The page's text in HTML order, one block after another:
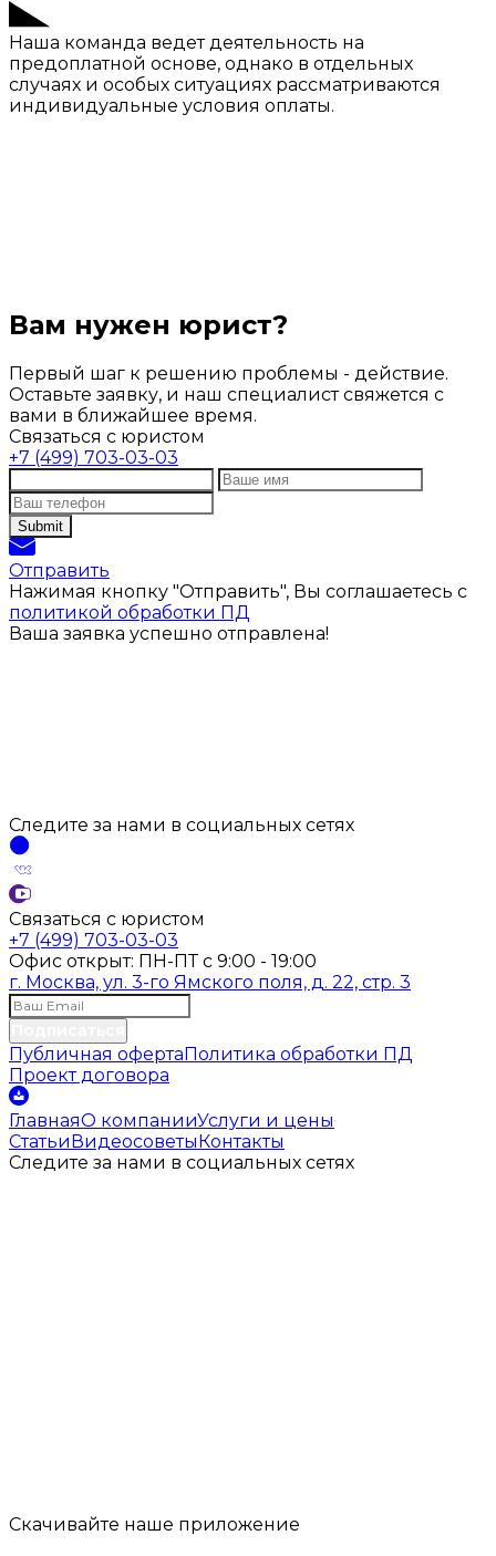
Наша команда ведет деятельность на
предоплатной основе, однако в отдельных
случаях и особых ситуациях рассматриваются
индивидуальные условия оплаты.
Вам нужен юрист?
Первый шаг к решению проблемы - действие.
Оставьте заявку, и наш специалист свяжется с
вами в ближайшее время.
Связаться с юристом
+7 (499) 703-03-03
Отправить
Нажимая кнопку "Отправить", Вы соглашаетесь с
политикой обработки ПД
Ваша заявка успешно отправлена!
Следите за нами в социальных сетях
Связаться с юристом
+7 (499) 703-03-03
Офис открыт: ПН-ПТ с 9:00 - 19:00
г. Москва, ул. 3-го Ямского поля, д. 22, стр. 3
Публичная оферта Политика обработки ПД
Проект договора
ГлавнаяО компанииУслуги и цены
Статьи Видеосоветы Контакты
Следите за нами в социальных сетях
Скачивайте наше приложение